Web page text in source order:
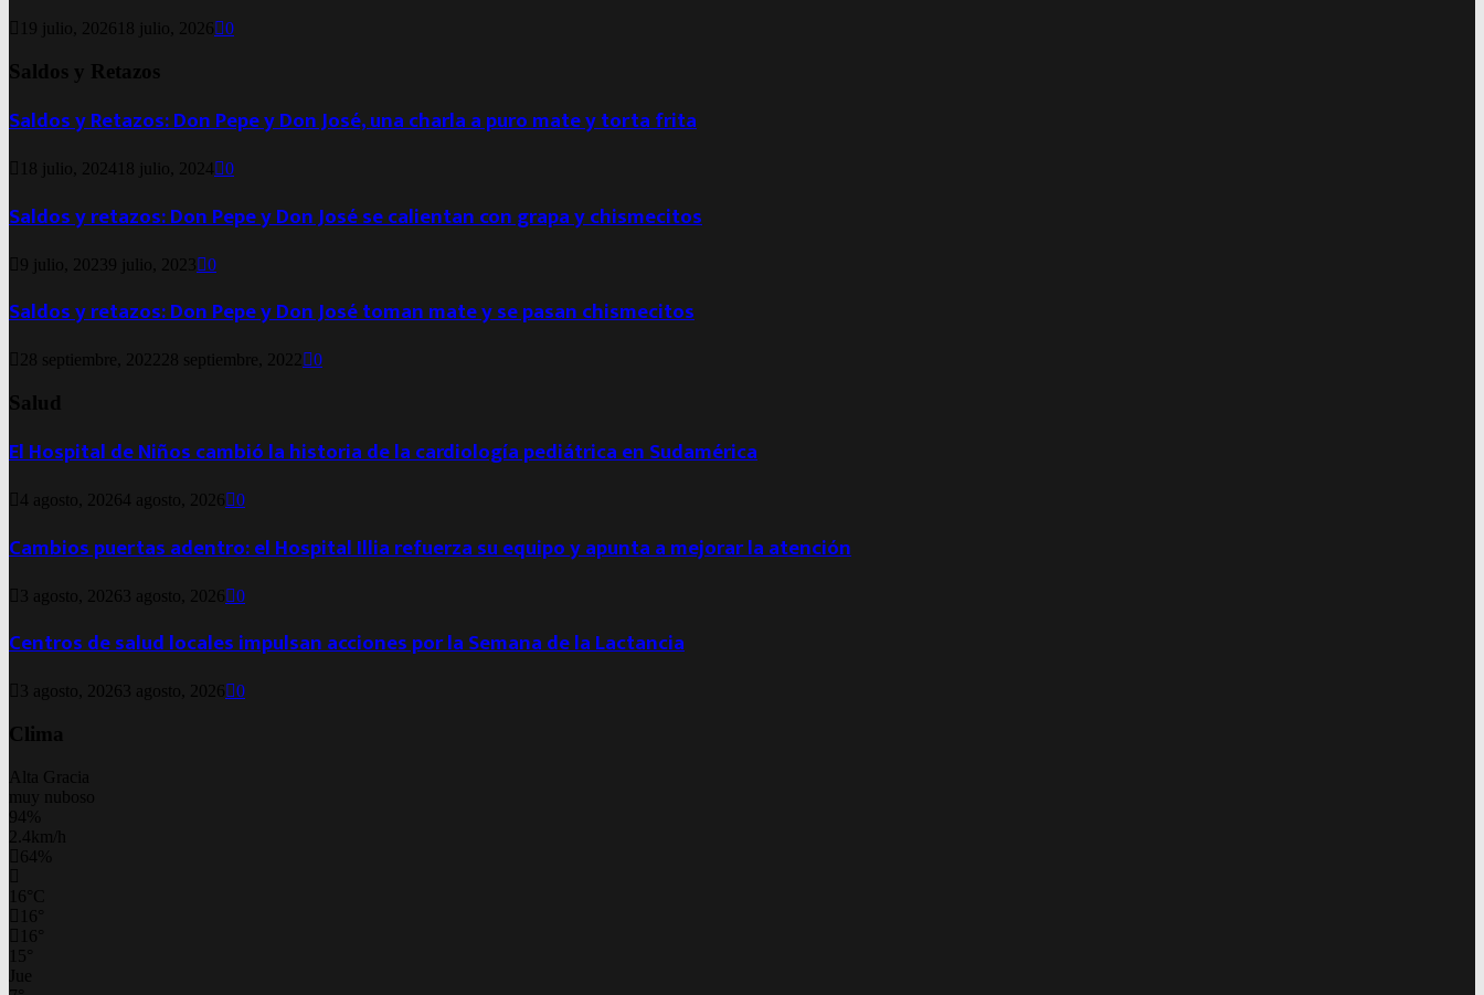
19 julio, 2026 18 julio, 2026 0
Saldos y Retazos
Saldos y Retazos: Don Pepe y Don José, una charla a puro mate y torta frita
18 julio, 2024 18 julio, 2024 0
Saldos y retazos: Don Pepe y Don José se calientan con grapa y chismecitos
9 julio, 20239 julio, 2023 0
Saldos y retazos: Don Pepe y Don José toman mate y se pasan chismecitos
28 septiembre, 2022 28 septiembre, 2022 0
Salud
El Hospital de Niños cambió la historia de la cardiología pediátrica en Sudamérica
4 agosto, 20264 agosto, 2026 0
Cambios puertas adentro: el Hospital Illia refuerza su equipo y apunta a mejorar la atención
3 agosto, 2026 3 agosto, 2026 0
Centros de salud locales impulsan acciones por la Semana de la Lactancia
3 agosto, 2026 3 agosto, 2026 0
Clima
Alta Gracia
muy nuboso
94%
2.4km/h
64%
16 C
16
16
15
Jue